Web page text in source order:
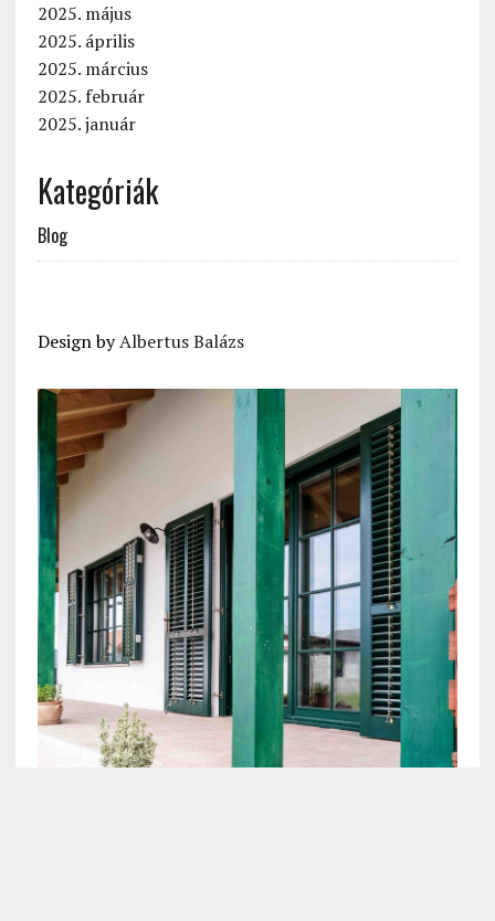
2025. május
2025. április
2025. március
2025. február
2025. január
Kategóriák
Blog
Design byAlbertus Balázs